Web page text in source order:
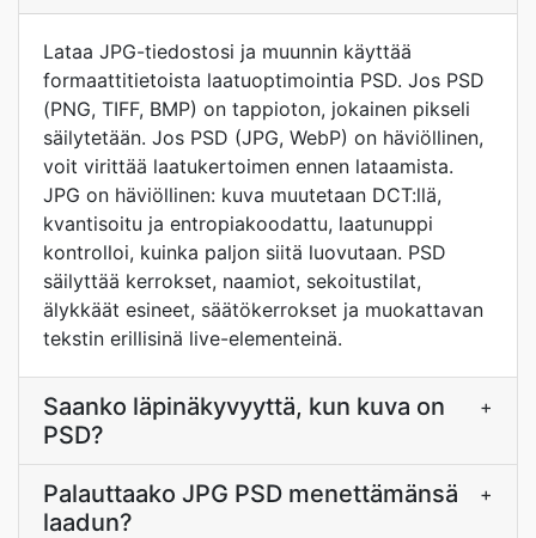
Lataa JPG-tiedostosi ja muunnin käyttää
formaattitietoista laatuoptimointia PSD. Jos PSD
(PNG, TIFF, BMP) on tappioton, jokainen pikseli
säilytetään. Jos PSD (JPG, WebP) on häviöllinen,
voit virittää laatukertoimen ennen lataamista.
JPG on häviöllinen: kuva muutetaan DCT:llä,
kvantisoitu ja entropiakoodattu, laatunuppi
kontrolloi, kuinka paljon siitä luovutaan. PSD
säilyttää kerrokset, naamiot, sekoitustilat,
älykkäät esineet, säätökerrokset ja muokattavan
tekstin erillisinä live-elementeinä.
Saanko läpinäkyvyyttä, kun kuva on
PSD?
+
Palauttaako JPG PSD menettämänsä
laadun?
+